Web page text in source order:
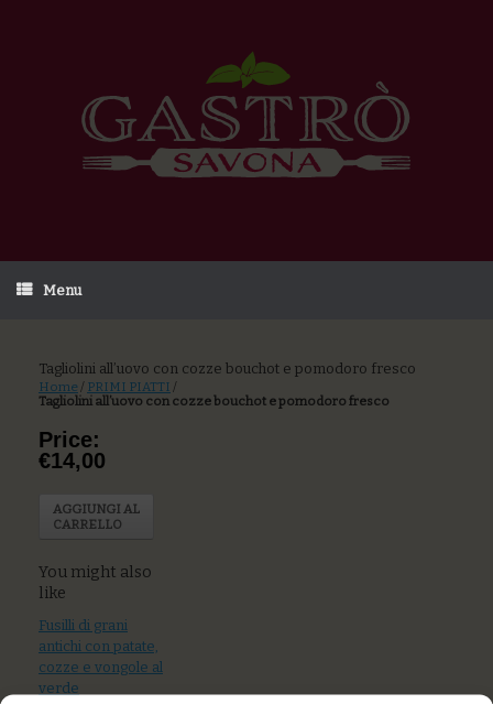
Menu
Tagliolini all’uovo con cozze bouchot e pomodoro fresco
Home / PRIMI PIATTI /
Tagliolini all’uovo con cozze bouchot e pomodoro fresco
Price:
€14,00
AGGIUNGI AL
CARRELLO
You might also
like
Fusilli di grani
antichi con patate,
cozze e vongole al
verde